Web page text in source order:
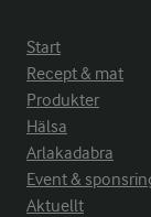
Start
Recept & mat
Produkter
Hälsa
Arlakadabra
Event &
Aktuellt